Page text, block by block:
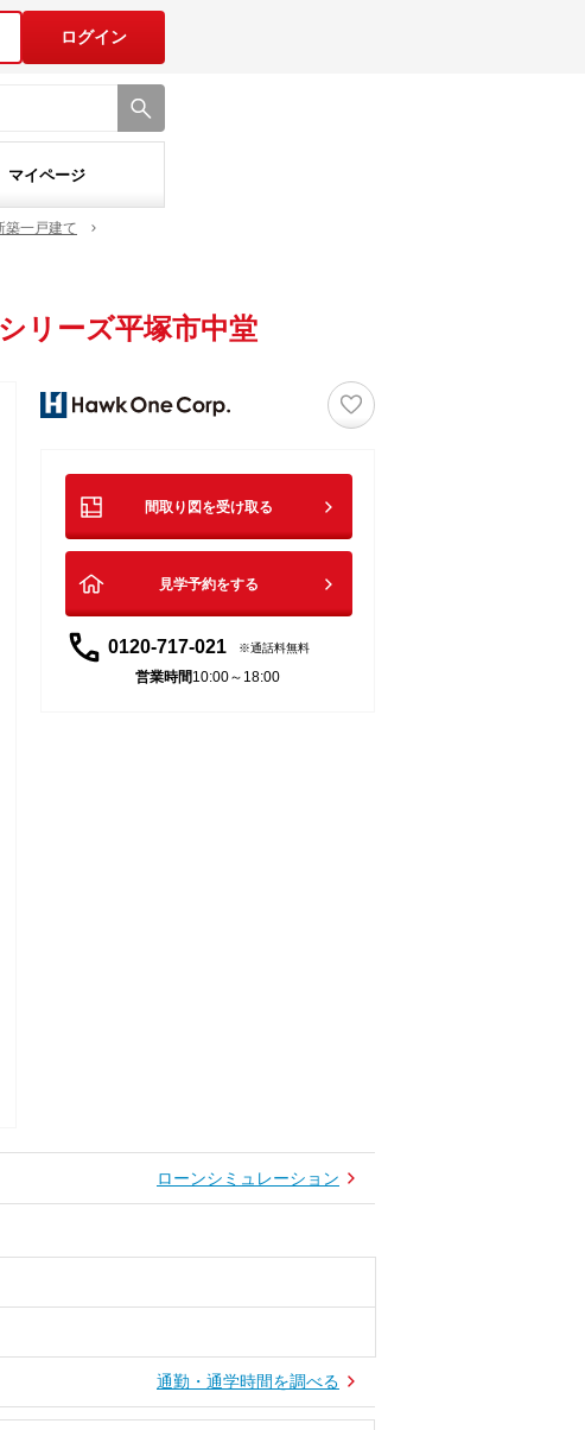
ログイン
マイページ
築一戸建て
リーズ平塚市中堂
♡
間取り図を受け取る
見学予約をする
0120-717-021 通話料無料
営業時間10:00～18:00
ローンシミュレーション
通勤・通学時間を調べる